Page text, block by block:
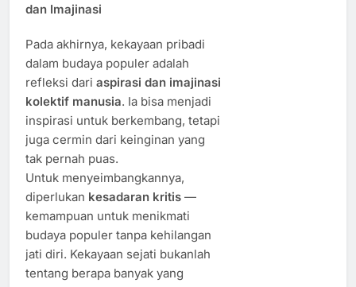
dan Imajinasi
Pada akhirnya, kekayaan pribadi
dalam budaya populer adalah
refleksi dari aspirasi dan imajinasi
kolektif manusia. Ia bisa menjadi
inspirasi untuk berkembang, tetapi
juga cermin dari keinginan yang
tak pernah puas.
Untuk menyeimbangkannya,
diperlukan kesadaran kritis —
kemampuan untuk menikmati
budaya populer tanpa kehilangan
jati diri. Kekayaan sejati bukanlah
tentang berapa banyak yang